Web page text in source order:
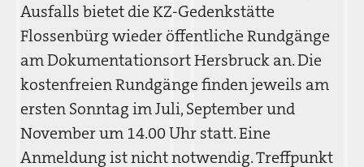
Ausfalls bietet die KZ-Gedenkstätte
Flossenbürg wieder öffentliche Rundgänge
am Dokumentationsort Hersbruck an. Die
kostenfreien Rundgänge finden jeweils am
ersten Sonntag im Juli, September und
November um 14.00 Uhr statt. Eine
Anmeldung ist nicht notwendig. Treffpunkt